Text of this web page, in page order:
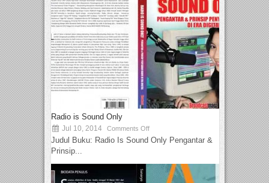
Radio is Sound Only
Jul 10, 2014 Comments Off
Judul Buku: Radio Is Sound Only Pengantar &
Prinsip...